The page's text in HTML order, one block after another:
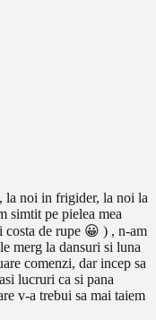
la noi in frigider, la noi la
simtit pe pielea mea
costa de rupe 😀 ) , n-am
merg la dansuri si luna
comenzi, dar incep sa
lucruri ca si pana
v-a trebui sa mai taiem